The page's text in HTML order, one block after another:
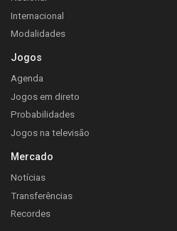
Internacional
Modalidades
Jogos
Agenda
Jogos em direto
Probabilidades
Jogos na televisão
Mercado
Notícias
Transferências
Recordes